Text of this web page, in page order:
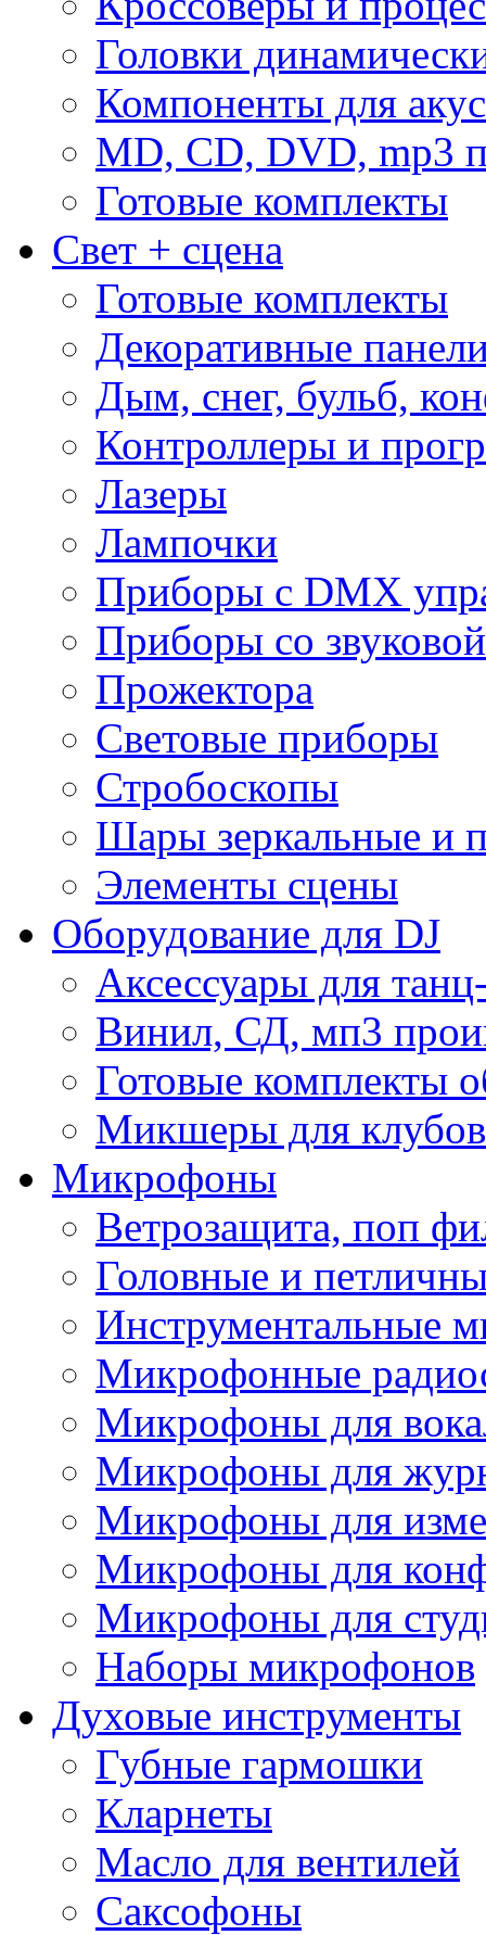
Головки
Компоненты для
MD, CD, DVD, mp3
Готовые комплекты
Свет + сцена
Готовые комплекты
Декоративные
Дым, снег, бульб,
Контроллеры и
Лазеры
Лампочки
Приборы с DMX
Приборы со
Прожектора
Световые приборы
Стробоскопы
Шары зеркальные и
Элементы сцены
Оборудование для DJ
Аксессуары для
Винил, СД, мп3
Готовые комплекты
Микшеры для клубов
Микрофоны
Ветрозащита, поп
Головные и
Инструментальные
Микрофонные
Микрофоны для
Микрофоны для
Микрофоны для
Микрофоны для
Микрофоны для
Наборы микрофонов
Духовые инструменты
Губные гармошки
Кларнеты
Масло для вентилей
Саксофоны